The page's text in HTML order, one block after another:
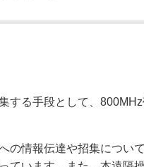
小中一
ール 市
する手段として、
の情報伝達や招集につ